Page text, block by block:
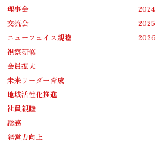
理事会
交流会
ニューフェイス親睦
視察研修
会員拡大
未来リーダー育成
地域活性化推進
社員親睦
総務
経営力向上
2024
2025
2026